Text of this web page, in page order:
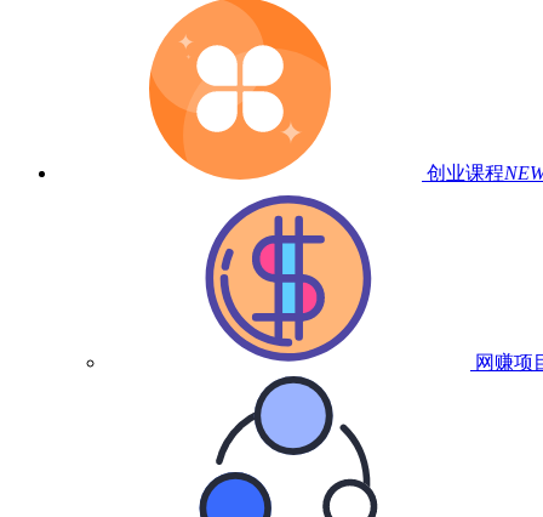
创业课程
网赚项